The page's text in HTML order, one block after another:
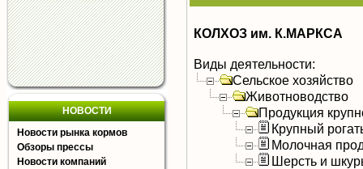
НОВОСТИ
Новости рынка кормов
Обзоры прессы
Новости компаний
КОЛХОЗ им. К.МАРКСА
Виды деятельности:
Сельское хозяйство
Животноводство
Продукция
Крупный
Молочная
Шерсть и